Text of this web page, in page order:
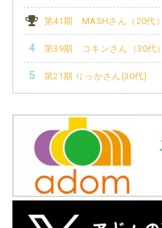
第41期 MASHさん（20代）
第39期 コキンさん（30代）
第21期 りっかさん(30代)